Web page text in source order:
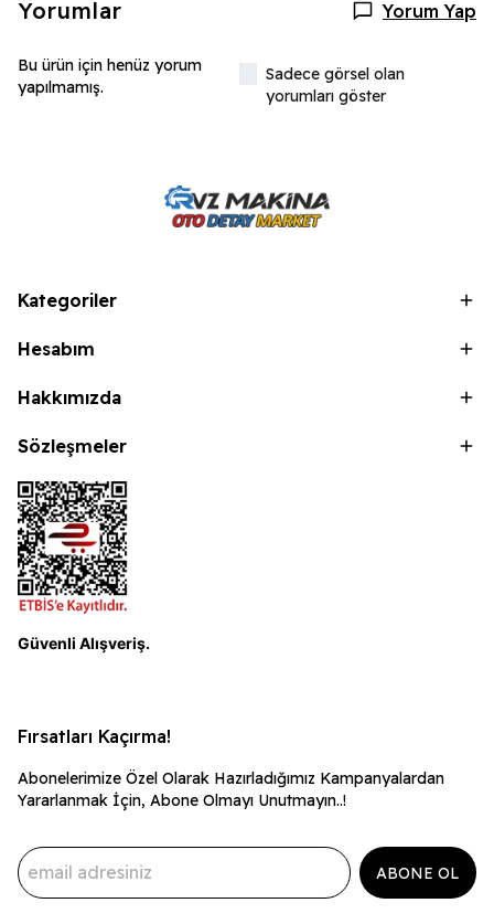
Yorumlar Yorum Yap
Bu ürün için henüz yorum
yapılmamış.
Sadece görsel olan
yorumları göster
Kategoriler
Hesabım
Hakkımızda
Sözleşmeler
Güvenli Alışveriş.
Fırsatları Kaçırma!
Abonelerimize Özel Olarak Hazırladığımız Kampanyalardan
Yararlanmak İçin, Abone Olmayı Unutmayın..!
ABONE OL